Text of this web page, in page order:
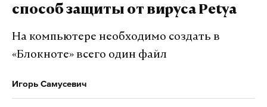
способ защиты от вируса Petya
На компьютере необходимо создать в
«Блокноте» всего один файл
Игорь Самусевич